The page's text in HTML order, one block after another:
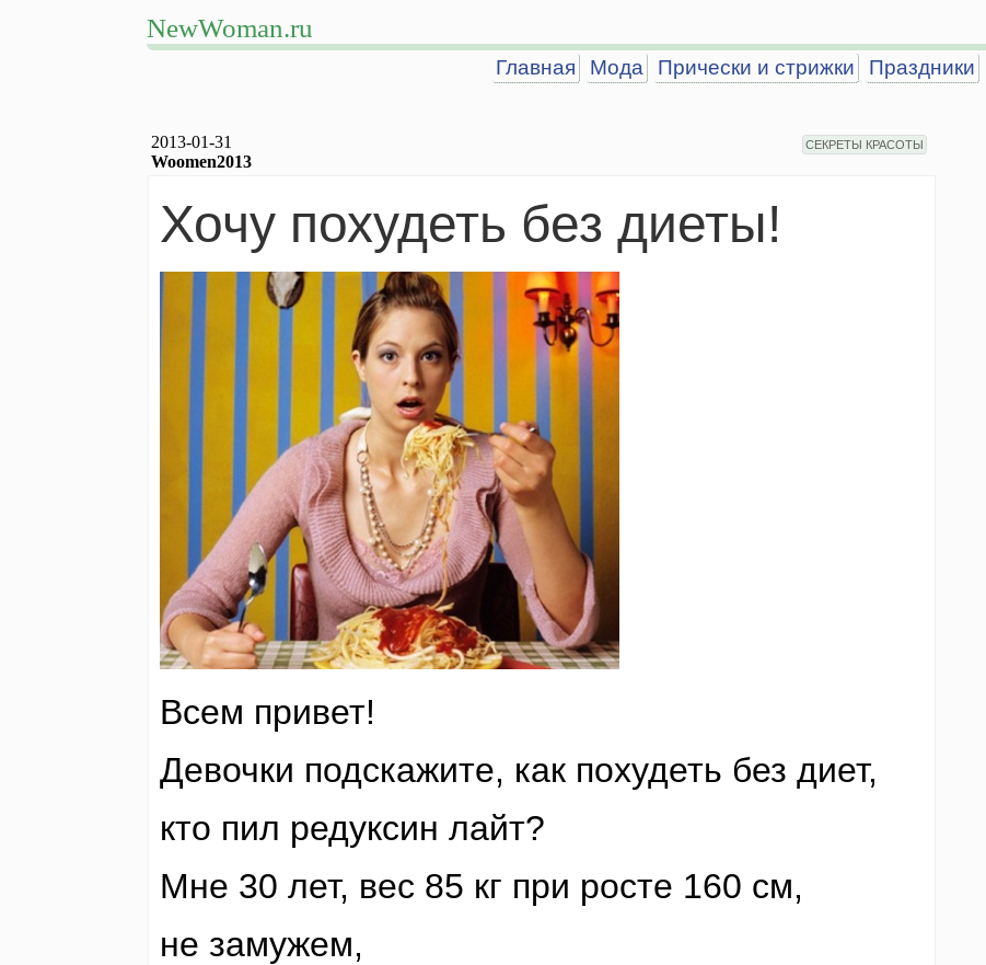
NewWoman.ru
Главная Мода Прически и стрижки Праздники
2013-01-31
Woomen2013
СЕКРЕТЫ КРАСОТЫ
Хочу похудеть без диеты!
Всем привет!
Девочки подскажите, как похудеть без диет,
кто пил редуксин лайт?
Мне 30 лет, вес 85 кг при росте 160 см,
не замужем,